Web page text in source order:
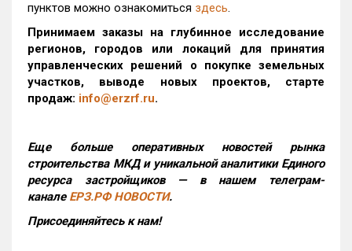
пунктов можно ознакомиться здесь.
Принимаем заказы на глубинное исследование
регионов, городов или локаций для принятия
управленческих решений о покупке земельных
участков, выводе новых проектов, старте
продаж: info@erzrf.ru.
Еще больше оперативных новостей рынка
строительства МКД и уникальной аналитики Единого
ресурса застройщиков — в нашем телеграм-
канале ЕРЗ.РФ НОВОСТИ.
Присоединяйтесь к нам!